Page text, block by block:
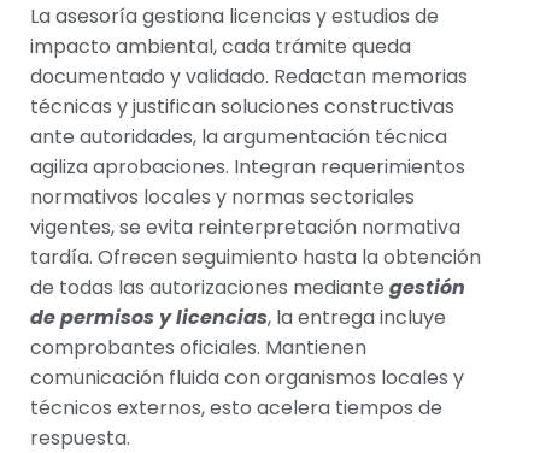
La asesoría gestiona licencias y estudios de
impacto ambiental, cada trámite queda
documentado y validado. Redactan memorias
técnicas y justifican soluciones constructivas
ante autoridades, la argumentación técnica
agiliza aprobaciones. Integran requerimientos
normativos locales y normas sectoriales
vigentes, se evita reinterpretación normativa
tardía. Ofrecen seguimiento hasta la obtención
de todas las autorizaciones mediante gestión
de permisos y licencias, la entrega incluye
comprobantes oficiales. Mantienen
comunicación fluida con organismos locales y
técnicos externos, esto acelera tiempos de
respuesta.